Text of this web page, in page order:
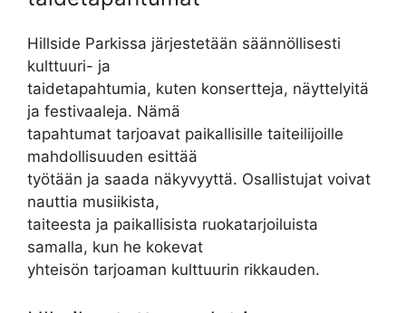
Hillside Parkissa järjestetään säännöllisesti
kulttuuri- ja
taidetapahtumia, kuten konsertteja, näyttelyitä
ja festivaaleja. Nämä
tapahtumat tarjoavat paikallisille taiteilijoille
mahdollisuuden esittää
työtään ja saada näkyvyyttä. Osallistujat voivat
nauttia musiikista,
taiteesta ja paikallisista ruokatarjoiluista
samalla, kun he kokevat
yhteisön tarjoaman kulttuurin rikkauden.